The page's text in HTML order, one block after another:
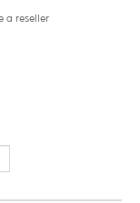
a reseller